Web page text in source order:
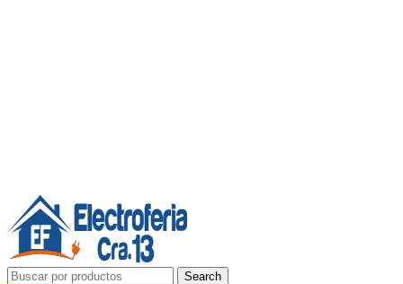
Search